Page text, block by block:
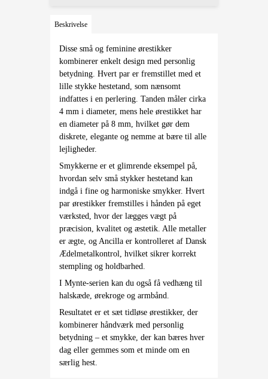
Beskrivelse
Disse små og feminine ørestikker
kombinerer enkelt design med personlig
betydning. Hvert par er fremstillet med et
lille stykke hestetand, som nænsomt
indfattes i en perlering. Tanden måler cirka
4 mm i diameter, mens hele ørestikket har
en diameter på 8 mm, hvilket gør dem
diskrete, elegante og nemme at bære til alle
lejligheder.
Smykkerne er et glimrende eksempel på,
hvordan selv små stykker hestetand kan
indgå i fine og harmoniske smykker. Hvert
par ørestikker fremstilles i hånden på eget
værksted, hvor der lægges vægt på
præcision, kvalitet og æstetik. Alle metaller
er ægte, og Ancilla er kontrolleret af Dansk
Ædelmetalkontrol, hvilket sikrer korrekt
stempling og holdbarhed.
I Mynte-serien kan du også få vedhæng til
halskæde, ørekroge og armbånd.
Resultatet er et sæt tidløse ørestikker, der
kombinerer håndværk med personlig
betydning – et smykke, der kan bæres hver
dag eller gemmes som et minde om en
særlig hest.